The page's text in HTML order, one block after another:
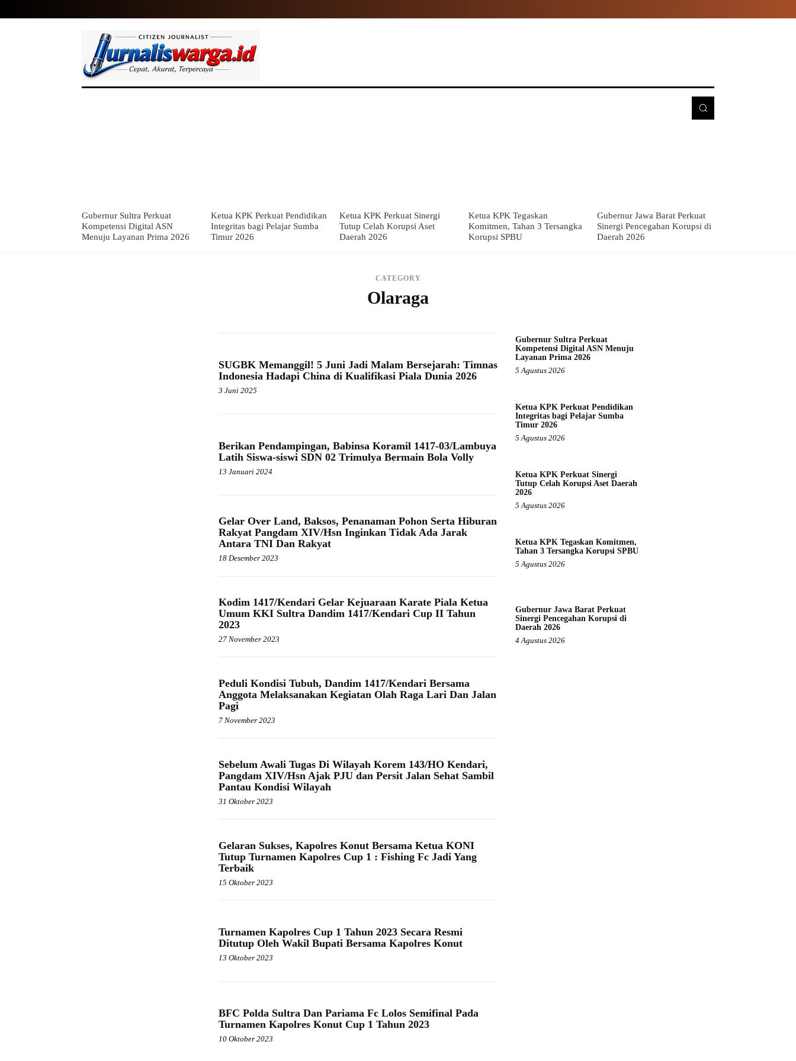
Gubernur Sultra Perkuat
Kompetensi Digital ASN
Menuju Layanan Prima 2026
Ketua KPK Perkuat Pendidikan
Integritas bagi Pelajar Sumba
Timur 2026
Ketua KPK Perkuat Sinergi
Tutup Celah Korupsi Aset
Daerah 2026
Ketua KPK Tegaskan
Komitmen, Tahan 3 Tersangka
Korupsi SPBU
Gubernur Jawa Barat Perkuat
Sinergi Pencegahan Korupsi di
Daerah 2026
CATEGORY
Olaraga
SUGBK Memanggil! 5 Juni Jadi Malam Bersejarah: Timnas
Indonesia Hadapi China di Kualifikasi Piala Dunia 2026
3 Juni 2025
Berikan Pendampingan, Babinsa Koramil 1417-03/Lambuya
Latih Siswa-siswi SDN 02 Trimulya Bermain Bola Volly
13 Januari 2024
Gelar Over Land, Baksos, Penanaman Pohon Serta Hiburan
Rakyat Pangdam XIV/Hsn Inginkan Tidak Ada Jarak
Antara TNI Dan Rakyat
18 Desember 2023
Kodim 1417/Kendari Gelar Kejuaraan Karate Piala Ketua
Umum KKI Sultra Dandim 1417/Kendari Cup II Tahun
2023
27 November 2023
Peduli Kondisi Tubuh, Dandim 1417/Kendari Bersama
Anggota Melaksanakan Kegiatan Olah Raga Lari Dan Jalan
Pagi
7 November 2023
Sebelum Awali Tugas Di Wilayah Korem 143/HO Kendari,
Pangdam XIV/Hsn Ajak PJU dan Persit Jalan Sehat Sambil
Pantau Kondisi Wilayah
31 Oktober 2023
Gelaran Sukses, Kapolres Konut Bersama Ketua KONI
Tutup Turnamen Kapolres Cup 1 : Fishing Fc Jadi Yang
Terbaik
15 Oktober 2023
Turnamen Kapolres Cup 1 Tahun 2023 Secara Resmi
Ditutup Oleh Wakil Bupati Bersama Kapolres Konut
13 Oktober 2023
BFC Polda Sultra Dan Pariama Fc Lolos Semifinal Pada
Turnamen Kapolres Konut Cup 1 Tahun 2023
10 Oktober 2023
Gubernur Sultra Perkuat
Kompetensi Digital ASN Menuju
Layanan Prima 2026
5 Agustus 2026
Ketua KPK Perkuat Pendidikan
Integritas bagi Pelajar Sumba
Timur 2026
5 Agustus 2026
Ketua KPK Perkuat Sinergi
Tutup Celah Korupsi Aset Daerah
2026
5 Agustus 2026
Ketua KPK Tegaskan Komitmen,
Tahan 3 Tersangka Korupsi SPBU
5 Agustus 2026
Gubernur Jawa Barat Perkuat
Sinergi Pencegahan Korupsi di
Daerah 2026
4 Agustus 2026